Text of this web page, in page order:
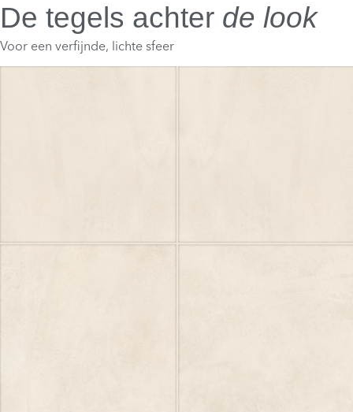
De tegels achter de look
Voor een verfijnde, lichte sfeer